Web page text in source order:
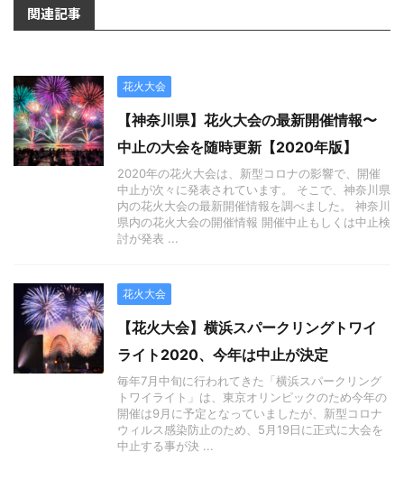
関連記事
花火大会
【神奈川県】花火大会の最新開催情報〜
中止の大会を随時更新【2020年版】
2020年の花火大会は、新型コロナの影響で、開催
中止が次々に発表されています。 そこで、神奈川県
内の花火大会の最新開催情報を調べました。 神奈川
県内の花火大会の開催情報 開催中止もしくは中止検
討が発表 ...
花火大会
【花火大会】横浜スパークリングトワイ
ライト2020、今年は中止が決定
毎年7月中旬に行われてきた「横浜スパークリング
トワイライト」は、東京オリンピックのため今年の
開催は9月に予定となっていましたが、新型コロナ
ウィルス感染防止のため、5月19日に正式に大会を
中止する事が決 ...